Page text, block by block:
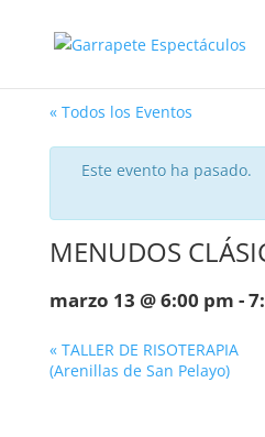
« Todos los Eventos
Este evento ha pasado.
MENUDOS
marzo 13 @ 6:00 pm -
«TALLER DE RISOTERAPIA
(Arenillas de San Pelayo)